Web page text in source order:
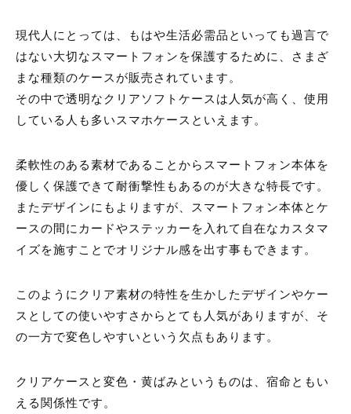
現代人にとっては、もはや生活必需品といっても過言で
はない大切なスマートフォンを保護するために、さまざ
まな種類のケースが販売されています。
その中で透明なクリアソフトケースは人気が高く、使用
している人も多いスマホケースといえます。
柔軟性のある素材であることからスマートフォン本体を
優しく保護できて耐衝撃性もあるのが大きな特長です。
またデザインにもよりますが、スマートフォン本体とケ
ースの間にカードやステッカーを入れて自在なカスタマ
イズを施すことでオリジナル感を出す事もできます。
このようにクリア素材の特性を生かしたデザインやケー
スとしての使いやすさからとても人気がありますが、そ
の一方で変色しやすいという欠点もあります。
クリアケースと変色・黄ばみというものは、宿命ともい
える関係性です。